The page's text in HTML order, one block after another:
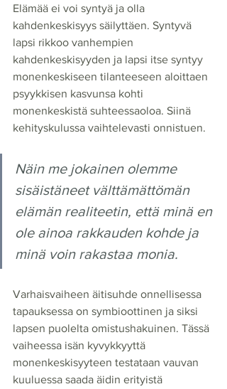
Elämää ei voi syntyä ja olla
kahdenkeskisyys säilyttäen. Syntyvä
lapsi rikkoo vanhempien
kahdenkeskisyyden ja lapsi itse syntyy
monenkeskiseen tilanteeseen aloittaen
psyykkisen kasvunsa kohti
monenkeskistä suhteessaoloa. Siinä
kehityskulussa vaihtelevasti onnistuen.
Näin me jokainen olemme
sisäistäneet välttämättömän
elämän realiteetin, että minä en
ole ainoa rakkauden kohde ja
minä voin rakastaa monia.
Varhaisvaiheen äitisuhde onnellisessa
tapauksessa on symbioottinen ja siksi
lapsen puolelta omistushakuinen. Tässä
vaiheessa isän kyvykkyyttä
monenkeskisyyteen testataan vauvan
kuuluessa saada äidin erityistä